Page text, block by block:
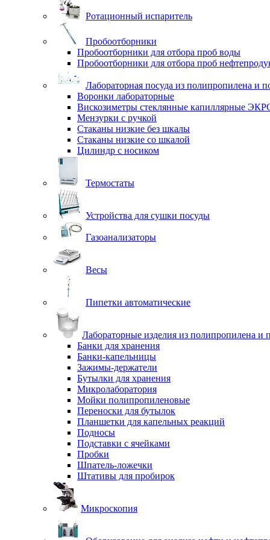
Ротационный испаритель
Пробоотборники
Пробоотборники для отбора проб воды
Пробоотборники для отбора проб
Лабораторная посуда из полипропилена и
Воронки лабораторные
Вискозиметры стеклянные капиллярные
Мензурки с ручкой
Стаканы низкие без шкалы
Стаканы низкие со шкалой
Цилиндр с носиком
Термостаты
Устройства для сушки посуды
Газоанализаторы
Весы
Пипетки автоматические
Лабораторные изделия из полипропилена и
Банки для хранения
Банки-капельницы
Зажимы-держатели
Бутылки для хранения
Микролаборатория
Мойки полипропиленовые
Переноски для бутылок
Планшетки для капельных реакций
Подносы
Подставки с ячейками
Пробки
Шпатель-ложечки
Штативы для пробирок
Микроскопия